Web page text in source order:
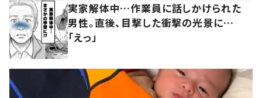
実家解体中…作業員に話しかけられた
男性。直後、目撃した衝撃の光景に…
「えっ」